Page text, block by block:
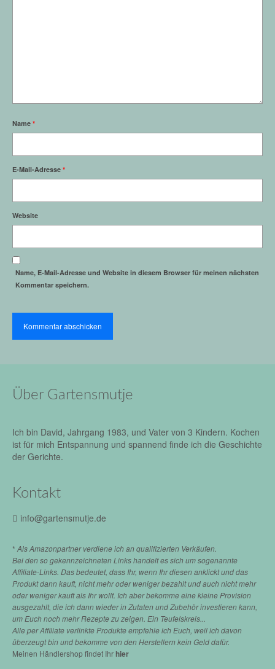
Name *
E-Mail-Adresse *
Website
Name, E-Mail-Adresse und Website in diesem Browser für meinen nächsten
Kommentar speichern.
Über Gartensmutje
Ich bin David, Jahrgang 1983, und Vater von 3 Kindern. Kochen
ist für mich Entspannung und spannend finde ich die Geschichte
der Gerichte.
Kontakt
info@gartensmutje.de
* Als Amazonpartner verdiene ich an qualifizierten Verkäufen.
Bei den so gekennzeichneten Links handelt es sich um sogenannte
Affiliate-Links. Das bedeutet, dass Ihr, wenn Ihr diesen anklickt und das
Produkt dann kauft, nicht mehr oder weniger bezahlt und auch nicht mehr
oder weniger kauft als Ihr wollt. Ich aber bekomme eine kleine Provision
ausgezahlt, die ich dann wieder in Zutaten und Zubehör investieren kann,
um Euch noch mehr Rezepte zu zeigen. Ein Teufelskreis...
Alle per Affiliate verlinkte Produkte empfehle ich Euch, weil ich davon
überzeugt bin und bekomme von den Herstellern kein Geld dafür.
Meinen Händlershop findet Ihr hier